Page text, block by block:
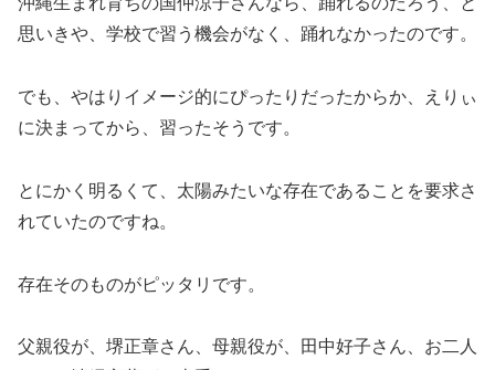
思いきや、学校で習う機会がなく、踊れなかったのです。
でも、やはりイメージ的にぴったりだったからか、えりぃ
に決まってから、習ったそうです。
とにかく明るくて、太陽みたいな存在であることを要求さ
れていたのですね。
存在そのものがピッタリです。
父親役が、堺正章さん、母親役が、田中好子さん、お二人